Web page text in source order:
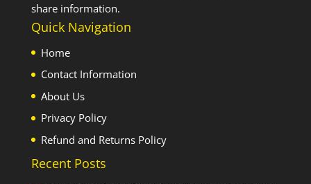
share information.
Quick Navigation
Home
Contact Information
About Us
Privacy Policy
Refund and Returns Policy
Recent Posts